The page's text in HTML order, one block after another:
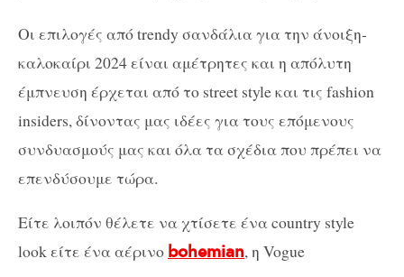
Οι επιλογές από trendy σανδάλια για την άνοιξη-
καλοκαίρι 2024 είναι αμέτρητες και η απόλυτη
έμπνευση έρχεται από το street style και τις fashion
insiders, δίνοντας μας ιδέες για τους επόμενους
συνδυασμούς μας και όλα τα σχέδια που πρέπει να
επενδύσουμε τώρα.
Είτε λοιπόν θέλετε να χτίσετε ένα country style
look είτε ένα αέρινο bohemian, η Vogue